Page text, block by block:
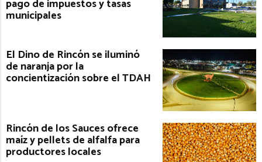
pago de impuestos y tasas
municipales
El Dino de Rincón se iluminó
de naranja por la
concientización sobre el TDAH
Rincón de los Sauces ofrece
maíz y pellets de alfalfa para
productores locales